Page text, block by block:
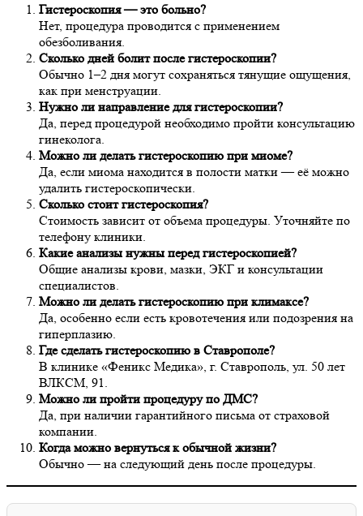
Гистероскопия — это больно?
Нет, процедура проводится с применением
обезболивания.
Сколько дней болит после гистероскопии?
Обычно 1–2 дня могут сохраняться тянущие ощущения,
как при менструации.
Нужно ли направление для гистероскопии?
Да, перед процедурой необходимо пройти консультацию
гинеколога.
Можно ли делать гистероскопию при миоме?
Да, если миома находится в полости матки — её можно
удалить гистероскопически.
Сколько стоит гистероскопия?
Стоимость зависит от объема процедуры. Уточняйте по
телефону клиники.
Какие анализы нужны перед гистероскопией?
Общие анализы крови, мазки, ЭКГ и консультации
специалистов.
Можно ли делать гистероскопию при климаксе?
Да, особенно если есть кровотечения или подозрения на
гиперплазию.
Где сделать гистероскопию в Ставрополе?
В клинике «Феникс Медика», г. Ставрополь, ул. 50 лет
ВЛКСМ, 91.
Можно ли пройти процедуру по ДМС?
Да, при наличии гарантийного письма от страховой
компании.
Когда можно вернуться к обычной жизни?
Обычно — на следующий день после процедуры.